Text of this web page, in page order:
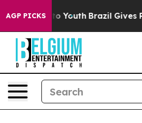
AGP PICKS
Harms to Youth Brazil Gives